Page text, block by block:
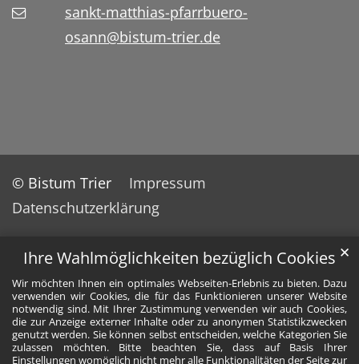
Ihre Wahlmöglichkeiten bezüglich Cookies
Wir möchten Ihnen ein optimales Webseiten-Erlebnis zu bieten. Dazu
verwenden wir Cookies, die für das Funktionieren unserer Website
notwendig sind. Mit Ihrer Zustimmung verwenden wir auch Cookies,
die zur Anzeige externer Inhalte oder zu anonymen Statistikzwecken
genutzt werden. Sie können selbst entscheiden, welche Kategorien Sie
zulassen möchten. Bitte beachten Sie, dass auf Basis Ihrer
Einstellungen womöglich nicht mehr alle Funktionalitäten der Seite zur
✕
sankt-matthias-pfarrbuero-
osann@bistum-trier.de
© Bistum Trier
Impressum
Datenschutzerklärung